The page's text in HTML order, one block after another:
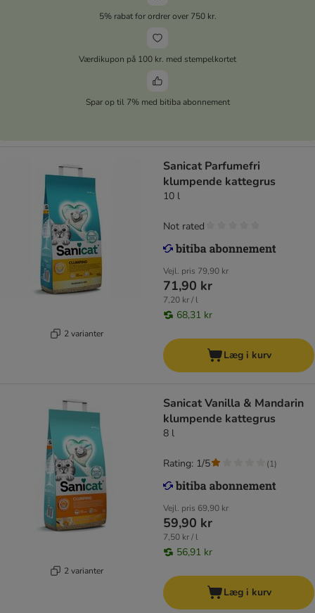
5% rabat for ordrer over 750 kr.
Værdikupon på 100 kr. med stempelkortet
Spar op til 7% med bitiba abonnement
2 varianter
Sanicat Parfumefri
klumpende kattegrus
10 l
Vejl. pris 79,90 kr
71,90 kr
7,20 kr / l
68,31 kr
Not rated
Læg i kurv
2 varianter
Sanicat Vanilla & Mandarin
klumpende kattegrus
8 l
Vejl. pris 69,90 kr
59,90 kr
7,50 kr / l
56,91 kr
Rating: 1/5 (1)
Læg i kurv